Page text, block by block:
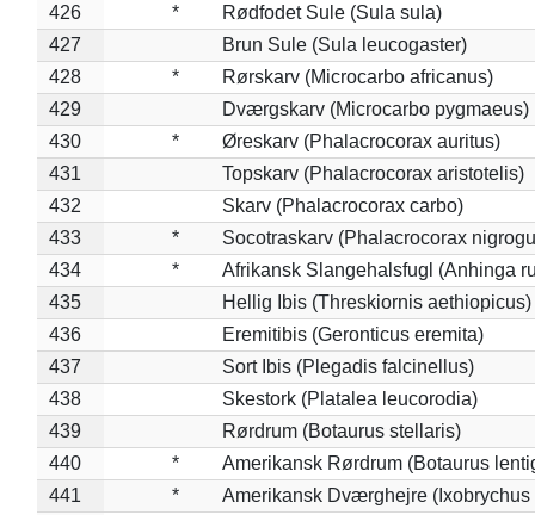
426
*
Rødfodet Sule (Sula sula)
427
Brun Sule (Sula leucogaster)
428
*
Rørskarv (Microcarbo africanus)
429
Dværgskarv (Microcarbo pygmaeus)
430
*
Øreskarv (Phalacrocorax auritus)
431
Topskarv (Phalacrocorax aristotelis)
432
Skarv (Phalacrocorax carbo)
433
*
Socotraskarv (Phalacrocorax
434
*
Afrikansk Slangehalsfugl (Anhinga
435
Hellig Ibis (Threskiornis aethiopicus)
436
Eremitibis (Geronticus eremita)
437
Sort Ibis (Plegadis falcinellus)
438
Skestork (Platalea leucorodia)
439
Rørdrum (Botaurus stellaris)
440
*
Amerikansk Rørdrum (Botaurus
441
*
Amerikansk Dværghejre (Ixobrychus